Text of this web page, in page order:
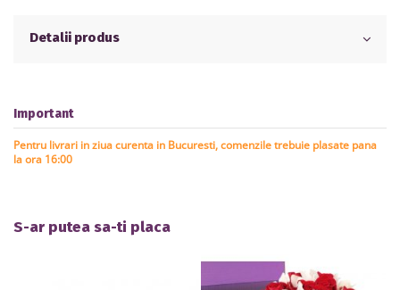
Detalii produs
Important
Pentru livrari in ziua curenta in Bucuresti, comenzile trebuie plasate pana
la ora 16:00
S-ar putea sa-ti placa